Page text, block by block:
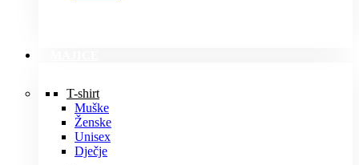
T-shirt
Muške
Ženske
Unisex
Dječje